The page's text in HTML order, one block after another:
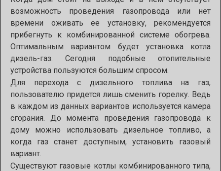
возможность проведения газопровода или нет
времени оживать ее установку, рекомендуется
прибегнуть к комбинированной системе обогрева.
Оптимальным вариантом будет установка котла
дизель-газ. Сегодня подобные отопительные
устройства пользуются большим спросом.
Для перехода с дизельного топлива на газ,
пользователю придется лишь сменить горелку. Ведь
в каждом из данных вариантов используется камера
сгорания. До момента проведения газопровода к
дому можно использовать дизельное топливо, а
когда газ станет доступным, установить газовый
вариант.
Существуют газовые котлы комбинированного типа,